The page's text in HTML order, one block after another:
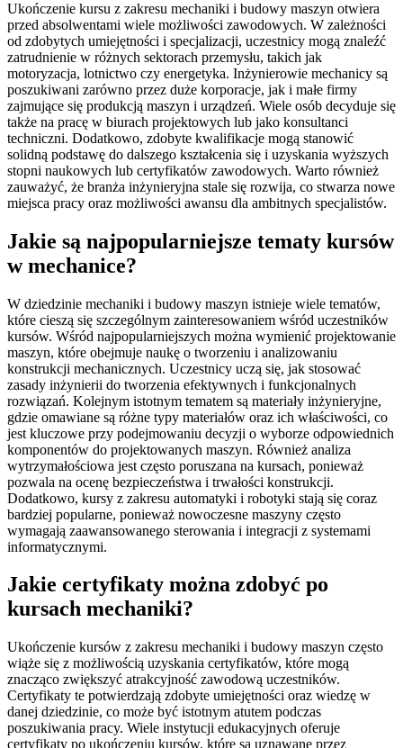
Ukończenie kursu z zakresu mechaniki i budowy maszyn otwiera
przed absolwentami wiele możliwości zawodowych. W zależności
od zdobytych umiejętności i specjalizacji, uczestnicy mogą znaleźć
zatrudnienie w różnych sektorach przemysłu, takich jak
motoryzacja, lotnictwo czy energetyka. Inżynierowie mechanicy są
poszukiwani zarówno przez duże korporacje, jak i małe firmy
zajmujące się produkcją maszyn i urządzeń. Wiele osób decyduje się
także na pracę w biurach projektowych lub jako konsultanci
techniczni. Dodatkowo, zdobyte kwalifikacje mogą stanowić
solidną podstawę do dalszego kształcenia się i uzyskania wyższych
stopni naukowych lub certyfikatów zawodowych. Warto również
zauważyć, że branża inżynieryjna stale się rozwija, co stwarza nowe
miejsca pracy oraz możliwości awansu dla ambitnych specjalistów.
Jakie są najpopularniejsze tematy kursów
w mechanice?
W dziedzinie mechaniki i budowy maszyn istnieje wiele tematów,
które cieszą się szczególnym zainteresowaniem wśród uczestników
kursów. Wśród najpopularniejszych można wymienić projektowanie
maszyn, które obejmuje naukę o tworzeniu i analizowaniu
konstrukcji mechanicznych. Uczestnicy uczą się, jak stosować
zasady inżynierii do tworzenia efektywnych i funkcjonalnych
rozwiązań. Kolejnym istotnym tematem są materiały inżynieryjne,
gdzie omawiane są różne typy materiałów oraz ich właściwości, co
jest kluczowe przy podejmowaniu decyzji o wyborze odpowiednich
komponentów do projektowanych maszyn. Również analiza
wytrzymałościowa jest często poruszana na kursach, ponieważ
pozwala na ocenę bezpieczeństwa i trwałości konstrukcji.
Dodatkowo, kursy z zakresu automatyki i robotyki stają się coraz
bardziej popularne, ponieważ nowoczesne maszyny często
wymagają zaawansowanego sterowania i integracji z systemami
informatycznymi.
Jakie certyfikaty można zdobyć po
kursach mechaniki?
Ukończenie kursów z zakresu mechaniki i budowy maszyn często
wiąże się z możliwością uzyskania certyfikatów, które mogą
znacząco zwiększyć atrakcyjność zawodową uczestników.
Certyfikaty te potwierdzają zdobyte umiejętności oraz wiedzę w
danej dziedzinie, co może być istotnym atutem podczas
poszukiwania pracy. Wiele instytucji edukacyjnych oferuje
certyfikaty po ukończeniu kursów, które są uznawane przez